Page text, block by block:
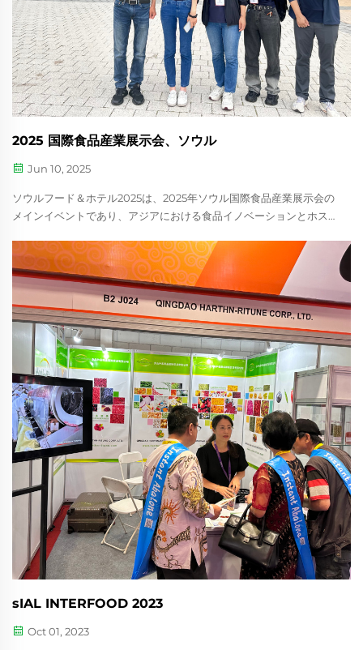
2025 国際食品産業展示会、ソウル
Jun 10, 2025
ソウルフード＆ホテル2025は、2025年ソウル国際食品産業展示会の
メインイベントであり、アジアにおける食品イノベーションとホス
予定で、KINTEXコンベンション...
sIAL INTERFOOD 2023
Oct 01, 2023